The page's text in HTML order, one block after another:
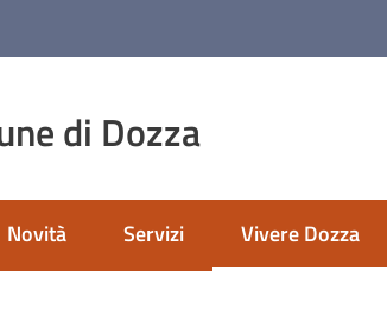
di Dozza
Novità Servizi Vivere Dozza
Menu selezionato